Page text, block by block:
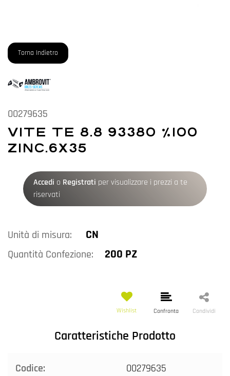
Torna Indietro
00279635
VITE TE 8.8 93380 %100
ZINC.6X35
Accedi o Registrati per visualizzare i prezzi a te
riservati
Unità di misura: CN
Quantità Confezione: 200 PZ
Wishlist Confronta Condividi
Caratteristiche Prodotto
Codice: 00279635